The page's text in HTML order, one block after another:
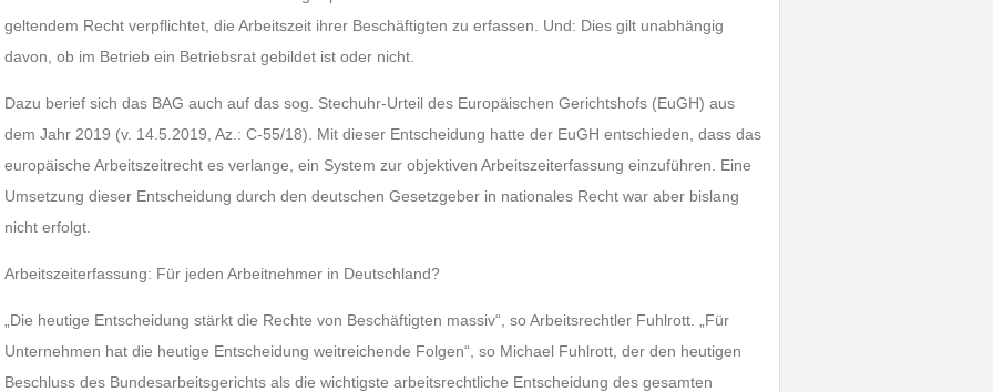
geltendem Recht verpflichtet, die Arbeitszeit ihrer Beschäftigten zu erfassen. Und: Dies gilt unabhängig
davon, ob im Betrieb ein Betriebsrat gebildet ist oder nicht.
Dazu berief sich das BAG auch auf das sog. Stechuhr-Urteil des Europäischen Gerichtshofs (EuGH) aus
dem Jahr 2019 (v. 14.5.2019, Az.: C-55/18). Mit dieser Entscheidung hatte der EuGH entschieden, dass das
europäische Arbeitszeitrecht es verlange, ein System zur objektiven Arbeitszeiterfassung einzuführen. Eine
Umsetzung dieser Entscheidung durch den deutschen Gesetzgeber in nationales Recht war aber bislang
nicht erfolgt.
Arbeitszeiterfassung: Für jeden Arbeitnehmer in Deutschland?
„Die heutige Entscheidung stärkt die Rechte von Beschäftigten massiv“, so Arbeitsrechtler Fuhlrott. „Für
Unternehmen hat die heutige Entscheidung weitreichende Folgen“, so Michael Fuhlrott, der den heutigen
Beschluss des Bundesarbeitsgerichts als die wichtigste arbeitsrechtliche Entscheidung des gesamten